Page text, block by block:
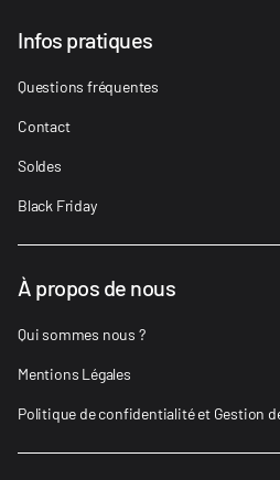
Infos pratiques
Questions fréquentes
Contact
Soldes
Black Friday
À propos de nous
Qui sommes nous ?
Mentions Légales
Politique de confidentialité et Gestion